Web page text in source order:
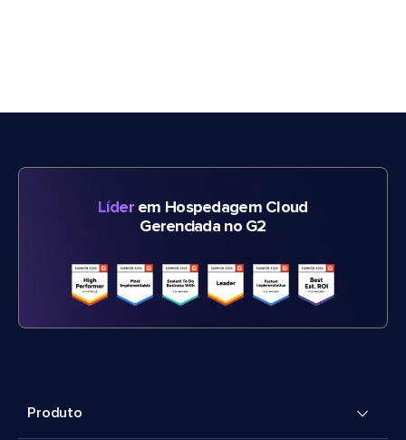
Líderem Hospedagem Cloud
Gerenciada no G2
Produto